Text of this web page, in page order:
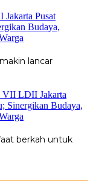
Pusat
Budaya,
lancar
VII LDII Jakarta
Sinergikan Budaya,
berkah untuk